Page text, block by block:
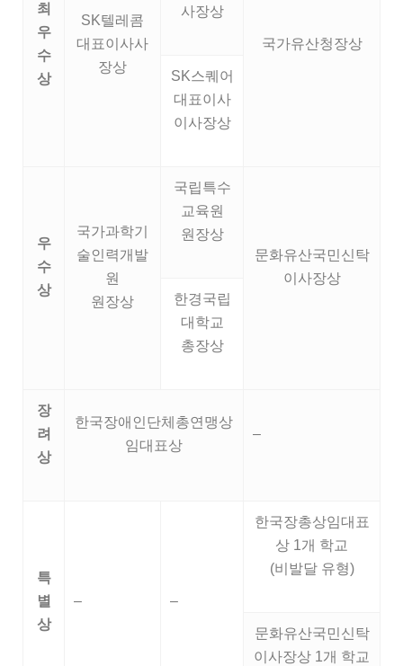
최
우
수
상
SK텔레콤
대표이사사
장상
사장상
국가유산청장상
SK스퀘어
대표이사
이사장상
우
수
상
국가과학기
술인력개발
원
원장상
국립특수
교육원
원장상
문화유산국민신탁
이사장상
한경국립
대학교
총장상
장
려
상
한국장애인단체총연맹상
임대표상
–
특
별
상
– –
한국장총상임대표
상 1개 학교
(비발달 유형)
문화유산국민신탁
이사장상 1개 학교